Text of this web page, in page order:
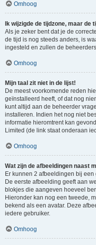
Omhoog
Ik wijzigde de tijdzone, maar
Als je zeker bent dat je de
de tijd is nog steeds anders, is
ingesteld en zullen de
Omhoog
Mijn taal zit niet in de lijst!
De meest voorkomende reden
geïnstalleerd heeft, of dat nog
kunt altijd aan de beheerder
installeren. Indien het nog niet
informatie hieromtrent kan
Limited (de link staat onderaan
Omhoog
Wat zijn de afbeeldingen naast
Er kunnen 2 afbeeldingen bij
De eerste afbeelding geeft aan
blokjes die aangeven hoeveel
Hieronder kan nog een tweede,
bekend als een avatar. Deze
iedere gebruiker.
Omhoog